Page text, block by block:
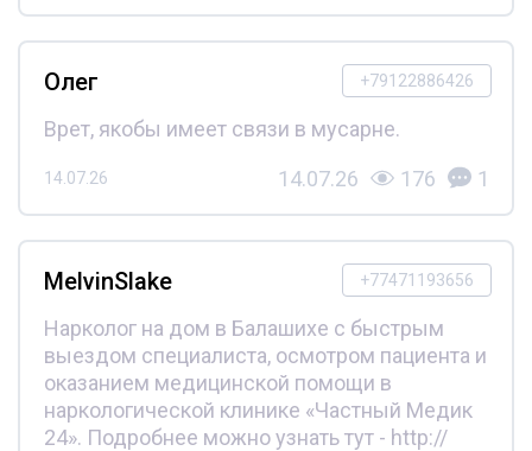
+79122886426
Олег
Врет, якобы имеет связи в мусарне.
14.07.26 14.07.26 176 1
+77471193656
MelvinSlake
Нарколог на дом в Балашихе с быстрым
выездом специалиста, осмотром пациента и
оказанием медицинской помощи в
наркологической клинике «Частный Медик
24». Подробнее можно узнать тут - http://